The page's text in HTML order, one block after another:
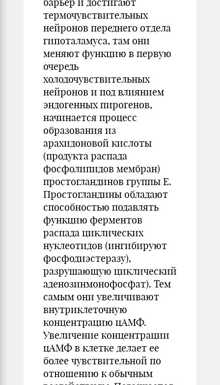
термочувствительных
нейронов переднего отдела
гипоталамуса, там они
меняют функцию в первую
очередь
холодочувствительных
нейронов и под влиянием
эндогенных пирогенов,
начинается процесс
образования из
арахидоновой кислоты
(продукта распада
фосфолипидов мембран)
простогландинов группы Е.
Простогландины обладают
способностью подавлять
функцию ферментов
распада циклических
нуклеотидов (ингибируют
фосфодиэстеразу),
разрушающую циклический
аденозинмонофосфат). Тем
самым они увеличивают
внутриклеточную
концентрацию цАМФ.
Увеличение концентрации
цАМФ в клетке делает ее
более чувствительной по
отношению к обычным